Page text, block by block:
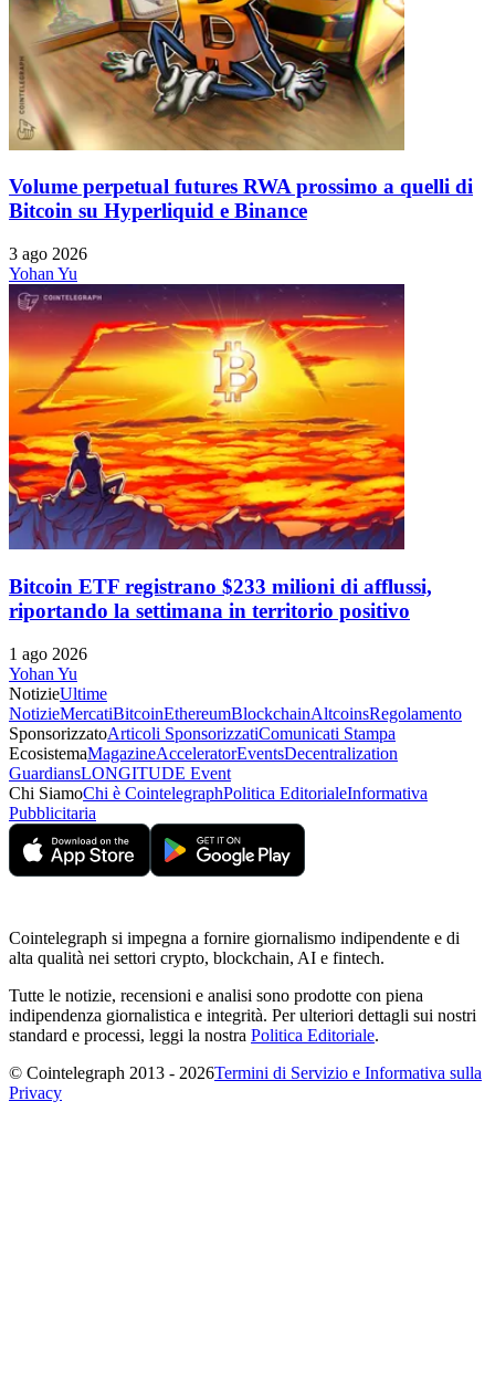
Volume perpetual futures RWA prossimo a quelli di
Bitcoin su Hyperliquid e Binance
3 ago 2026
Yohan Yu
Bitcoin ETF registrano $233 milioni di afflussi,
riportando la settimana in territorio positivo
1 ago 2026
Yohan Yu
NotizieUltime
NotizieMercatiBitcoinEthereumBlockchainAltcoinsRegolamento
SponsorizzatoArticoli SponsorizzatiComunicati Stampa
EcosistemaMagazineAcceleratorEventsDecentralization
GuardiansLONGITUDE Event
Chi SiamoChi è CointelegraphPolitica EditorialeInformativa
Pubblicitaria
Cointelegraph si impegna a fornire giornalismo indipendente e di
alta qualità nei settori crypto, blockchain, AI e fintech.
Tutte le notizie, recensioni e analisi sono prodotte con piena
indipendenza giornalistica e integrità. Per ulteriori dettagli sui nostri
standard e processi, leggi la nostra Politica Editoriale.
© Cointelegraph 2013 - 2026Termini di Servizio e Informativa sulla
Privacy